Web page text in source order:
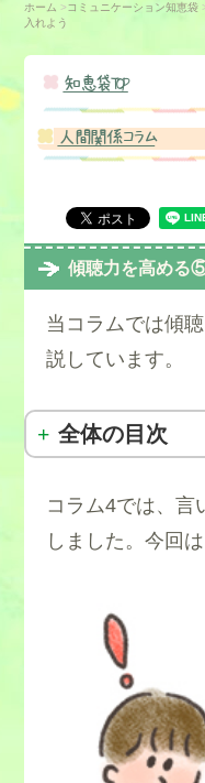
ホーム >コミュニケーション知恵袋
入れよう
知恵袋TOP
人間関係コラム
傾聴力を高める
当コラムでは傾
説しています。
全体の目次
コラム4では、言
しました。今回